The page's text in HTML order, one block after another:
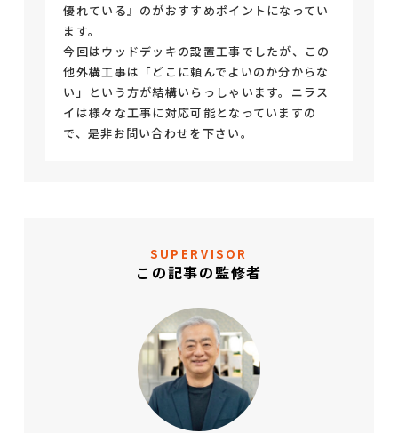
優れている』のがおすすめポイントになってい
ます。
今回はウッドデッキの設置工事でしたが、この
他外構工事は「どこに頼んでよいのか分からな
い」という方が結構いらっしゃいます。ニラス
イは様々な工事に対応可能となっていますの
で、是非お問い合わせを下さい。
SUPERVISOR
この記事の監修者